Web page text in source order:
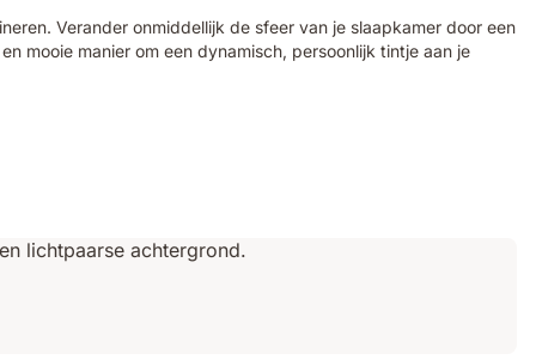
Verander onmiddellijk de sfeer van je slaapkamer door een
mooie manier om een dynamisch, persoonlijk tintje aan je